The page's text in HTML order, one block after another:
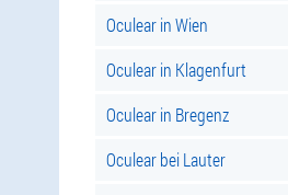
Oculear in Wien
Oculear in Klagenfurt
Oculear in Bregenz
Oculear bei Lauter